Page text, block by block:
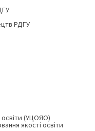
РДГУ
освіти (УЦОЯО)
якості освіти